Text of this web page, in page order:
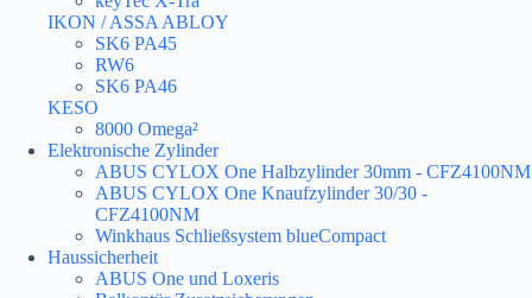
IKON / ASSA ABLOY
SK6 PA45
RW6
SK6 PA46
KESO
8000 Omega²
Elektronische Zylinder
ABUS CYLOX One Halbzylinder 30mm - CFZ4100NM
ABUS CYLOX One Knaufzylinder 30/30 -
CFZ4100NM
Winkhaus Schließsystem blueCompact
Haussicherheit
ABUS One und Loxeris